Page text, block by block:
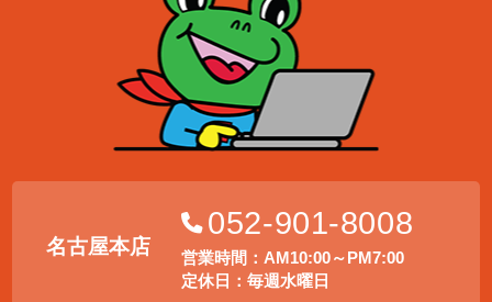
名古屋本店
052-901-8008
営業時間：AM10:00～PM7:00
定休日：毎週水曜日